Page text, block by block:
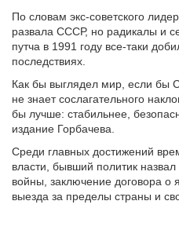
По словам экс-советского
развала СССР, но радикалы и
путча в 1991 году все-таки
последствиях.
Как бы выглядел мир, если бы
не знает сослагательного
бы лучше: стабильнее,
издание Горбачева.
Среди главных достижений
власти, бывший политик
войны, заключение договора о
выезда за пределы страны и